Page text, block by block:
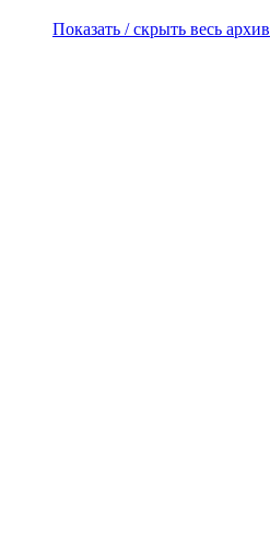
Показать / скрыть весь архив